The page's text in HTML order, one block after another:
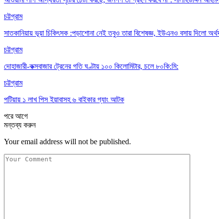
চট্টগ্রাম
সাতকানিয়ায় ভূয়া চিকিৎসক :পড়াশোনা নেই তবুও তারা বিশেষজ্ঞ, ইউএনও বসায় দিলো
চট্টগ্রাম
দোহাজারী-কক্সবাজার ট্রেনের গতি ঘণ্টায় ১০০ কিলোমিটার, চলে ৮০কি:মি:
চট্টগ্রাম
পটিয়ায় ১ লাখ পিস ইয়াবাসহ ৬ বাইকার গ্যাং আটক
পরেআগে
মন্তব্য করুন
Your email address will not be published.